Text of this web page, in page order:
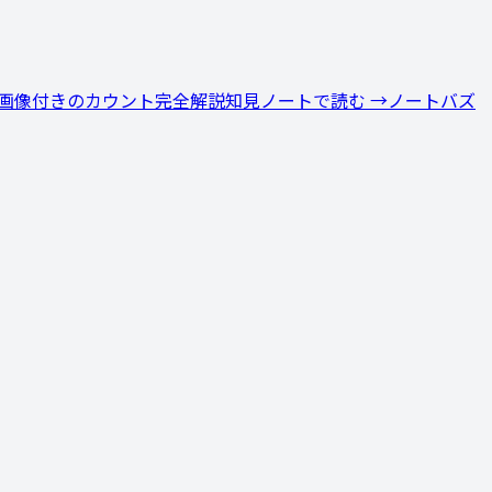
像付きのカウント完全解説知見ノートで読む →ノートバズ